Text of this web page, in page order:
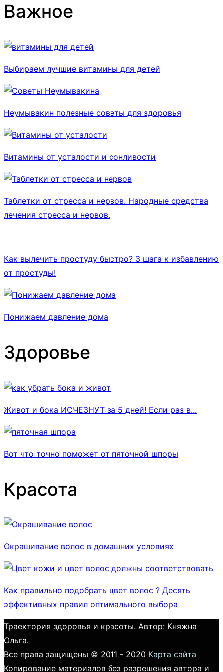
Важное
Выбираем лучшие витамины для детей
Неумывакин полезные советы для здоровья
Витамины от усталости и сонливости
Таблетки от стресса и нервов. Народные средства
лечения стресса и нервов.
Как вылечить простуду быстро? 3 шага к избавлению
от простуды!
Понижаем давление дома
Здоровье
Живот и бока ИСЧЕЗНУТ за 5 дней! Если раз в...
Вот что точно поможет от пяточной шпоры
Красота
Окрашивание волос в домашних условиях
Как правильно подобрать цвет волос ? Десять
эффективных правил оптимального выбора
Траектория здоровья и красоты. Автор: Княжна
Ольга.
Все права защищены © 2011 - 2020 Карта сайта
Копирование материалов без разрешения автора и